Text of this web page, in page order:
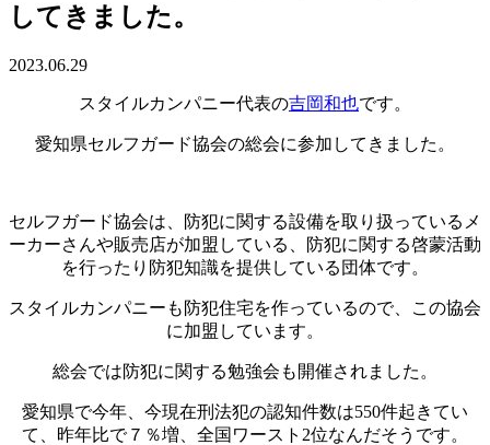
してきました。
2023.06.29
スタイルカンパニー代表の吉岡和也です。
愛知県セルフガード協会の総会に参加してきました。
セルフガード協会は、防犯に関する設備を取り扱っているメ
ーカーさんや販売店が加盟している、防犯に関する啓蒙活動
を行ったり防犯知識を提供している団体です。
スタイルカンパニーも防犯住宅を作っているので、この協会
に加盟しています。
総会では防犯に関する勉強会も開催されました。
愛知県で今年、今現在刑法犯の認知件数は550件起きてい
て、昨年比で７％増、全国ワースト2位なんだそうです。